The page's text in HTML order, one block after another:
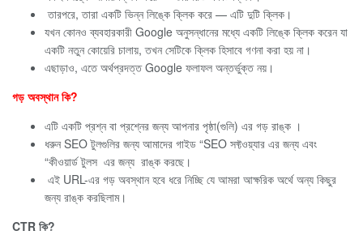
তারপরে, তারা একটি ভিন্ন লিঙ্কে ক্লিক করে — এটি দুটি ক্লিক।
যখন কোনও ব্যবহারকারী Google অনুসন্ধানের মধ্যে একটি লিঙ্কে ক্লিক করেন যা
একটি নতুন কোয়েরি চালায়, তখন সেটিকে ক্লিক হিসাবে গণনা করা হয় না।
এছাড়াও, এতে অর্থপ্রদত্ত Google ফলাফল অন্তর্ভুক্ত নয়।
গড় অবস্থান কি?
এটি একটি প্রশ্ন বা প্রশ্নের জন্য আপনার পৃষ্ঠা(গুলি) এর গড় রাঙ্ক ।
ধরুন SEO টুলগুলির জন্য আমাদের গাইড “SEO সফ্টওয়্যার এর জন্য এবং
“কীওয়ার্ড টুলস এর জন্য রাঙ্ক করছে।
এই URL-এর গড় অবস্থান হবে ধরে নিচ্ছি যে আমরা আক্ষরিক অর্থে অন্য কিছুর
জন্য রাঙ্ক করছিলাম।
CTR কি?